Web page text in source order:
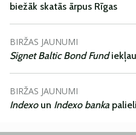
biežāk skatās ārpus Rīgas
BIRŽAS JAUNUMI
Signet Baltic Bond Fund
BIRŽAS JAUNUMI
Indexoun Indexo banka